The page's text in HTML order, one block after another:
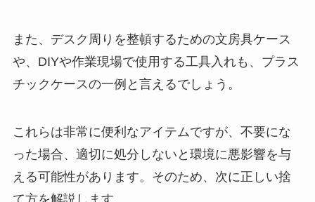
また、デスク周りを整頓するための文房具ケース
や、DIYや作業現場で使用する工具入れも、プラス
チックケースの一例と言えるでしょう。
これらは非常に便利なアイテムですが、不要にな
った場合、適切に処分しないと環境に悪影響を与
える可能性があります。そのため、次に正しい捨
て方を解説します。